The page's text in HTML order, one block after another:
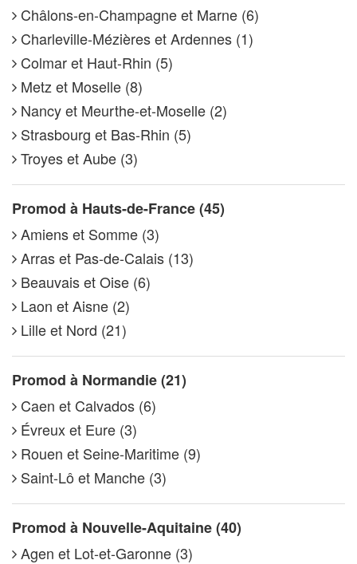
Châlons-en-Champagne et Marne (6)
Charleville-Mézières et Ardennes (1)
Colmar et Haut-Rhin (5)
Metz et Moselle (8)
Nancy et Meurthe-et-Moselle (2)
Strasbourg et Bas-Rhin (5)
Troyes et Aube (3)
Promod à Hauts-de-France (45)
Amiens et Somme (3)
Arras et Pas-de-Calais (13)
Beauvais et Oise (6)
Laon et Aisne (2)
Lille et Nord (21)
Promod à Normandie (21)
Caen et Calvados (6)
Évreux et Eure (3)
Rouen et Seine-Maritime (9)
Saint-Lô et Manche (3)
Promod à Nouvelle-Aquitaine (40)
Agen et Lot-et-Garonne (3)